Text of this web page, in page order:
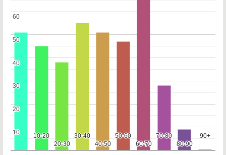
10-20
10-20
20-30
20-30
30-40
30-40
40-50
40-50
50-60
50-60
60-70
60-70
70-80
70-80
80-90
80-90
90+
90+
10
10
20
20
30
30
40
40
50
50
60
60